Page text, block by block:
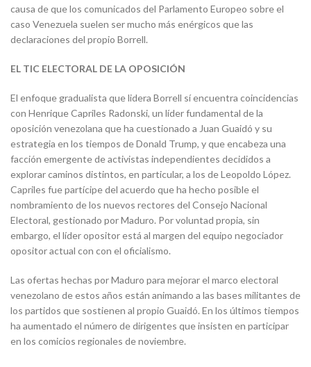
causa de que los comunicados del Parlamento Europeo sobre el
caso Venezuela suelen ser mucho más enérgicos que las
declaraciones del propio Borrell.
EL TIC ELECTORAL DE LA OPOSICIÓN
El enfoque gradualista que lidera Borrell sí encuentra coincidencias
con Henrique Capriles Radonski, un líder fundamental de la
oposición venezolana que ha cuestionado a Juan Guaidó y su
estrategia en los tiempos de Donald Trump, y que encabeza una
facción emergente de activistas independientes decididos a
explorar caminos distintos, en particular, a los de Leopoldo López.
Capriles fue partícipe del acuerdo que ha hecho posible el
nombramiento de los nuevos rectores del Consejo Nacional
Electoral, gestionado por Maduro. Por voluntad propia, sin
embargo, el líder opositor está al margen del equipo negociador
opositor actual con con el oficialismo.
Las ofertas hechas por Maduro para mejorar el marco electoral
venezolano de estos años están animando a las bases militantes de
los partidos que sostienen al propio Guaidó. En los últimos tiempos
ha aumentado el número de dirigentes que insisten en participar
en los comicios regionales de noviembre.